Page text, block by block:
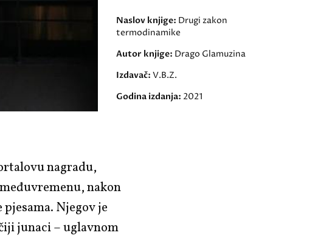
Naslov knjige: Drugi zakon
termodinamike
Autor knjige: Drago Glamuzina
Izdavač: V.B.Z.
Godina izdanja: 2021
nagradu,
nakon
Njegov je
junaci – uglavnom